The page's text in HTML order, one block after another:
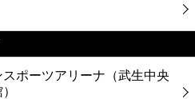
ポーツアリーナ（武生中央